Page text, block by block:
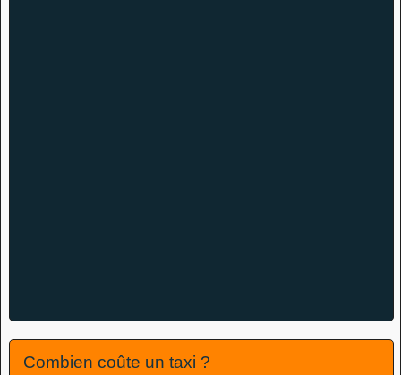
Combien coûte un taxi ?